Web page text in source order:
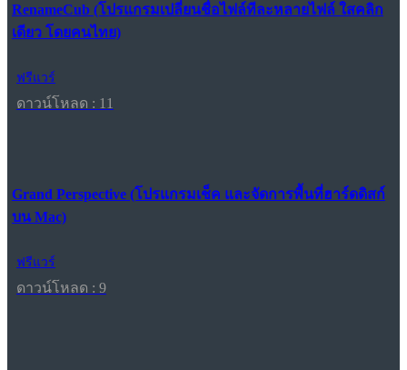
RenameCub (โปรแกรมเปลี่ยนชื่อไฟล์ทีละหลายไฟล์ ใสคลิก
เดียว โดยคนไทย)
ฟรีแวร์
ดาวน์โหลด : 11
Grand Perspective (โปรแกรมเช็ค และจัดการพื้นที่ฮาร์ดดิสก์
บน Mac)
ฟรีแวร์
ดาวน์โหลด : 9